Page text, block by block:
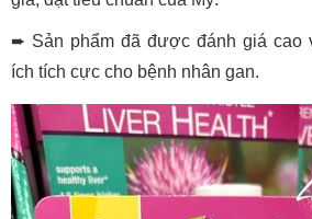
➨ Sản phẩm đã được đánh giá cao
ích tích cực cho bệnh nhân gan.